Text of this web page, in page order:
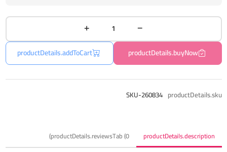
productDetails.buyNow
productDetails.addToCart
productDetails.sku
SKU-260834
productDetails.description
productDetails.reviewsTab (0)